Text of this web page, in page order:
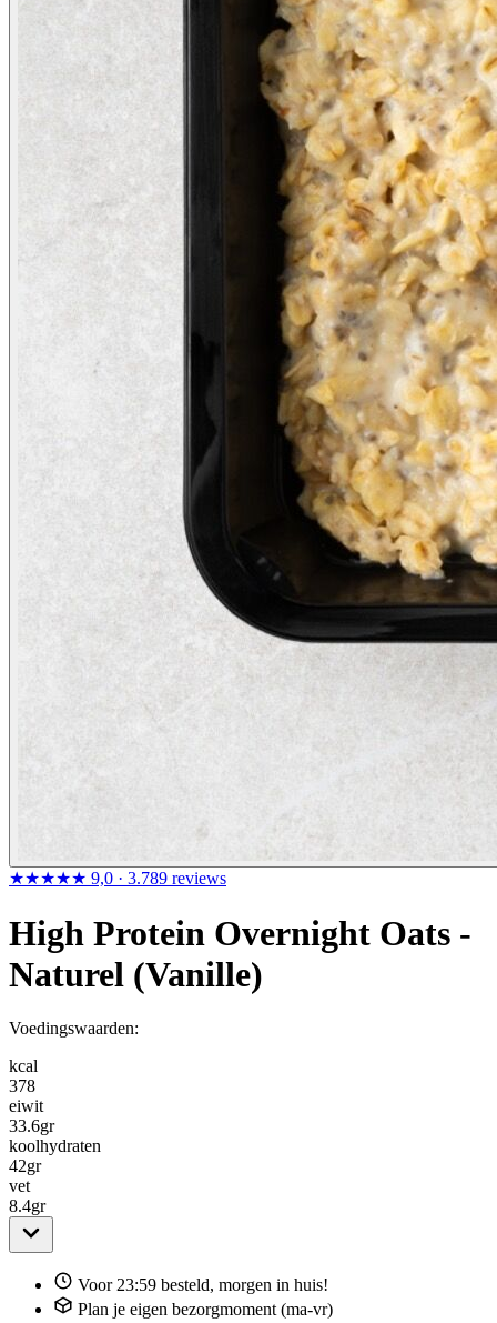
★★★★★ 9,0 · 3.789 reviews
High Protein Overnight Oats -
Naturel (Vanille)
Voedingswaarden:
kcal
378
eiwit
33.6gr
koolhydraten
42gr
vet
8.4gr
Voor 23:59 besteld, morgen in huis!
Plan je eigen bezorgmoment (ma-vr)